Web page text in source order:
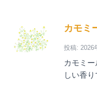
カモミ
投稿: 2026
カモミ
しい香り